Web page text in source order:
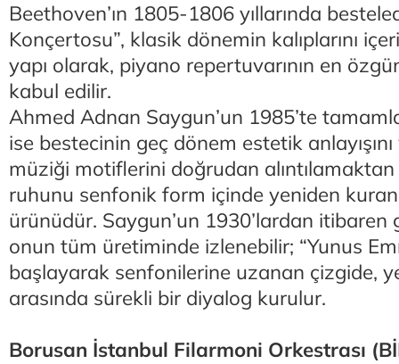
Beethoven’ın 1805-1806 yıllarında
Konçertosu”, klasik dönemin kalıplarını
yapı olarak, piyano repertuvarının en
kabul edilir.
Ahmed Adnan Saygun’un 1985’te
ise bestecinin geç dönem estetik anlayışını
müziği motiflerini doğrudan alıntılamaktan
ruhunu senfonik form içinde yeniden kuran
ürünüdür. Saygun’un 1930’lardan itibaren
onun tüm üretiminde izlenebilir; “Yunus
başlayarak senfonilerine uzanan çizgide,
arasında sürekli bir diyalog kurulur.
Borusan İstanbul Filarmoni Orkestrası